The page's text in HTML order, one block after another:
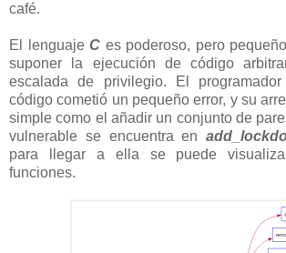
café.
El lenguaje C es poderoso, pero
suponer la ejecución de código
escalada de privilegio. El
código cometió un pequeño error, y su
simple como el añadir un conjunto de
vulnerable se encuentra en
para llegar a ella se puede
funciones.